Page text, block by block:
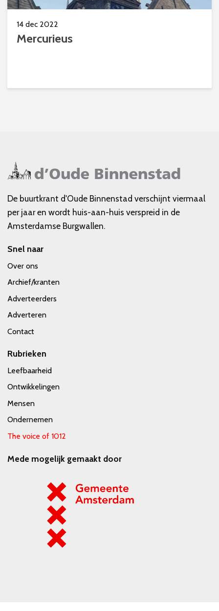
14 dec 2022
Mercurieus
De buurtkrant d'Oude Binnenstad verschijnt viermaal
per jaar en wordt huis-aan-huis verspreid in de
Amsterdamse Burgwallen.
Snel naar
Over ons
Archief/kranten
Adverteerders
Adverteren
Contact
Rubrieken
Leefbaarheid
Ontwikkelingen
Mensen
Ondernemen
The voice of 1012
Mede mogelijk gemaakt door